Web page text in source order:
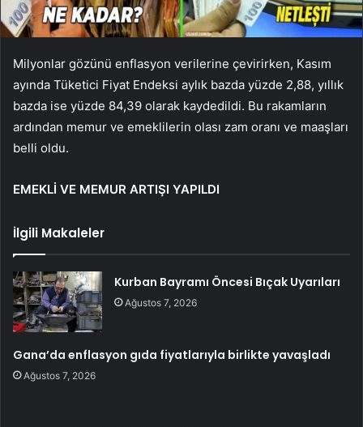
Milyonlar gözünü enflasyon verilerine çevirirken, Kasım
ayında Tüketici Fiyat Endeksi aylık bazda yüzde 2,88, yıllık
bazda ise yüzde 84,39 olarak kaydedildi. Bu rakamların
ardından memur ve emeklilerin olası zam oranı ve maaşları
belli oldu.
EMEKLİ VE MEMUR ARTIŞI YAPILDI
İlgili Makaleler
Kurban Bayramı Öncesi Bıçak Uyarıları
Ağustos 7, 2026
Gana’da enflasyon gıda fiyatlarıyla birlikte yavaşladı
Ağustos 7, 2026